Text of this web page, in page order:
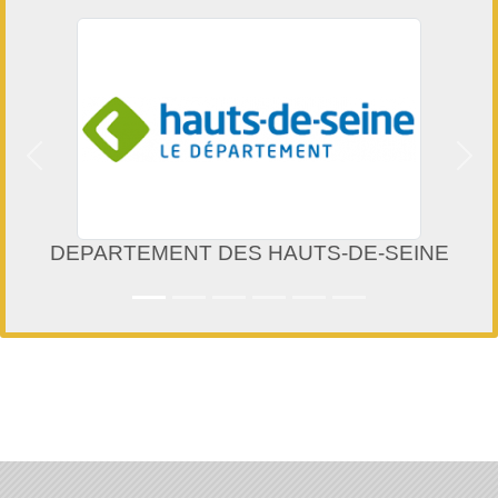
DEPARTEMENT DES HAUTS-DE-SEINE
Précedent